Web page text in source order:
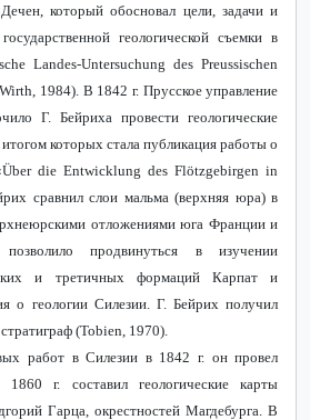
который обосновал цели, задачи и
геологической съемки в
Landes-Untersuchung des Preussischen
Wirth , 1984). В 1842 г. Прусское управление
Г. Бейриха провести геологические
которых стала публикация работы о
ber die Entwicklung des Flötzgebirgen in
сравнил слои мальма (верхняя юра) в
отложениями юга Франции и
продвинуться в изучении
и третичных формаций Карпат и
о геологии Силезии. Г. Бейрих получил
(Tobien , 1970).
работ в Силезии в 1842 г. он провел
г. составил геологические карты
Гарца, окрестностей Магдебурга. В